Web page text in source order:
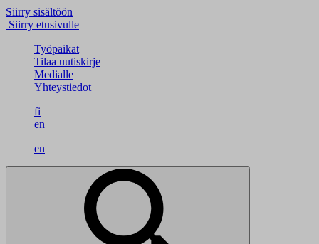
Siirry sisältöön
Siirry etusivulle
Työpaikat
Tilaa uutiskirje
Medialle
Yhteystiedot
fi
en
en